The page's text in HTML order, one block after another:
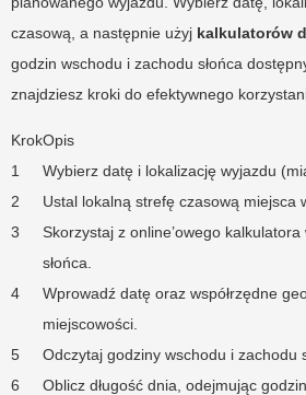
czasową, a następnie użyj kalkulatorów
godzin wschodu i zachodu słońca
znajdziesz kroki do efektywnego
KrokOpis
1
Wybierz datę i lokalizację wyjazdu
2
Ustal lokalną strefę czasową miejsca
3
Skorzystaj z online’owego
słońca.
4
Wprowadź datę oraz współrzędne
miejscowości.
5
Odczytaj godziny wschodu i zachodu
6
Oblicz długość dnia, odejmując